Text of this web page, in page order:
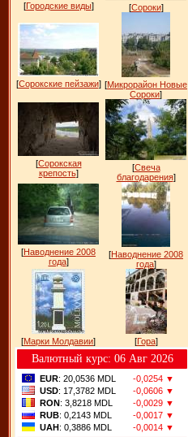
[Городские виды] [Сороки]
[Сорокские пейзажи] [Микрорайон Новые
Сороки]
[Сорокская
крепость]
[Свеча
благодарения]
[Наводнение 2008
года]
[Наводнение 2008
года]
[Марки Молдавии] [Гора]
Bалютный курс: 06 Авг 2026
EUR: 20,0536 MDL
-0,0254 ▼
USD: 17,3782 MDL
-0,0606 ▼
RON: 3,8218 MDL
-0,0029 ▼
RUB: 0,2143 MDL
-0,0017 ▼
UAH: 0,3886 MDL -0,0014 ▼